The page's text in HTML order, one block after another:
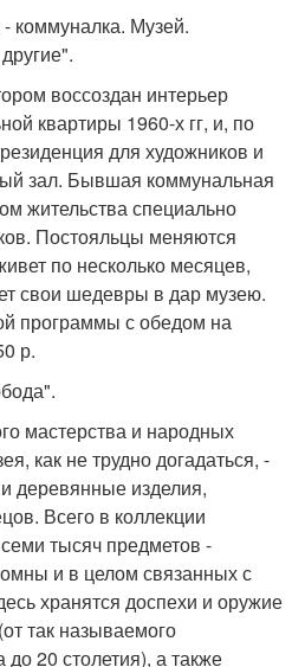
коммуналка. Музей.
воссоздан интерьер
квартиры 1960-х гг, и, по
для художников и
зал. Бывшая коммунальная
жительства специально
Постояльцы меняются
по несколько месяцев,
свои шедевры в дар музею.
программы с обедом на
р.
мастерства и народных
как не трудно догадаться, -
деревянные изделия,
Всего в коллекции
тысяч предметов -
и в целом связанных с
хранятся доспехи и оружие
так называемого
20 столетия), а также